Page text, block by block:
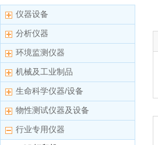
仪器设备
分析仪器
环境监测仪器
机械及工业制品
生命科学仪器/设备
物性测试仪器及设备
行业专用仪器